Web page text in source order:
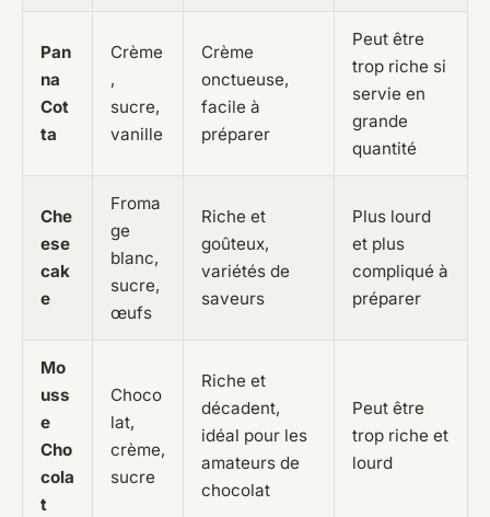
Pan
na
Cot
ta
Crème
,
sucre,
vanille
Crème
onctueuse,
facile à
préparer
Peut être
trop riche si
servie en
grande
quantité
Che
ese
cak
e
Froma
ge
blanc,
sucre,
œufs
Riche et
goûteux,
variétés de
saveurs
Plus lourd
et plus
compliqué à
préparer
Mo
uss
e
Cho
cola
t
Choco
lat,
crème,
sucre
Riche et
décadent,
idéal pour les
amateurs de
chocolat
Peut être
trop riche et
lourd